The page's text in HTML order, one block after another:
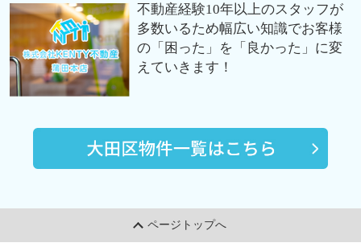
不動産経験10年以上のスタッフが
多数いるため幅広い知識でお客様
の「困った」を「良かった」に変
えていきます！
ページトップへ